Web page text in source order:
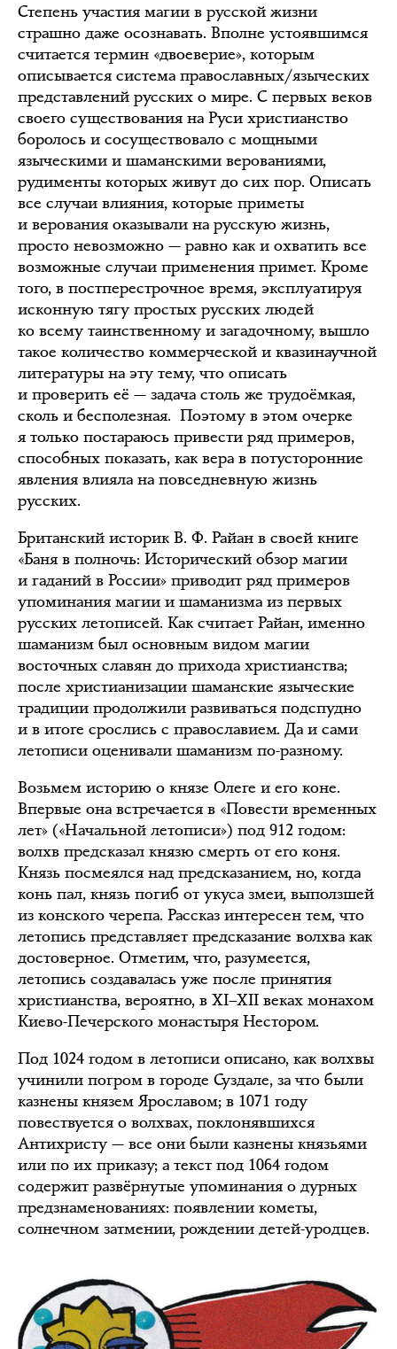
Степень участия магии в русской жизни
страшно даже осознавать. Вполне устоявшимся
считается термин «двоеверие», которым
описывается система православных/языческих
представлений русских о мире. С первых веков
своего существования на Руси христианство
боролось и сосуществовало с мощными
языческими и шаманскими верованиями,
рудименты которых живут до сих пор. Описать
все случаи влияния, которые приметы
и верования оказывали на русскую жизнь,
просто невозможно — равно как и охватить все
возможные случаи применения примет. Кроме
того, в постперестрочное время, эксплуатируя
исконную тягу простых русских людей
ко всему таинственному и загадочному, вышло
такое количество коммерческой и квазинаучной
литературы на эту тему, что описать
и проверить её — задача столь же трудоёмкая,
сколь и бесполезная. Поэтому в этом очерке
я только постараюсь привести ряд примеров,
способных показать, как вера в потусторонние
явления влияла на повседневную жизнь
русских.
Британский историк В. Ф. Райан в своей книге
«Баня в полночь: Исторический обзор магии
и гаданий в России» приводит ряд примеров
упоминания магии и шаманизма из первых
русских летописей. Как считает Райан, именно
шаманизм был основным видом магии
восточных славян до прихода христианства;
после христианизации шаманские языческие
традиции продолжили развиваться подспудно
и в итоге срослись с православием. Да и сами
летописи оценивали шаманизм по-разному.
Возьмем историю о князе Олеге и его коне.
Впервые она встречается в «Повести временных
лет» («Начальной летописи») под 912 годом:
волхв предсказал князю смерть от его коня.
Князь посмеялся над предсказанием, но, когда
конь пал, князь погиб от укуса змеи, выползшей
из конского черепа. Рассказ интересен тем, что
летопись представляет предсказание волхва как
достоверное. Отметим, что, разумеется,
летопись создавалась уже после принятия
христианства, вероятно, в XI–XII веках монахом
Киево-Печерского монастыря Нестором.
Под 1024 годом в летописи описано, как волхвы
учинили погром в городе Суздале, за что были
казнены князем Ярославом; в 1071 году
повествуется о волхвах, поклонявшихся
Антихристу — все они были казнены князьями
или по их приказу; а текст под 1064 годом
содержит развёрнутые упоминания о дурных
предзнаменованиях: появлении кометы,
солнечном затмении, рождении детей-уродцев.